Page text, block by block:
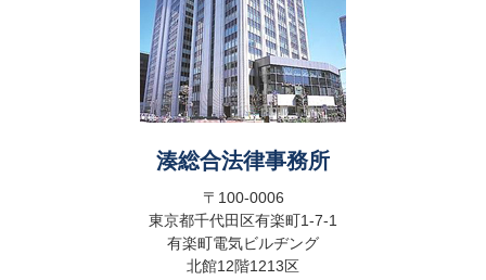
湊総合法律事務所
〒100-0006
東京都千代田区有楽町1-7-1
有楽町電気ビルヂング
北館12階1213区